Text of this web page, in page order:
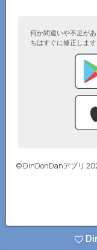
何か間違いや不足が
ちはすぐに修正します
© DinDonDanアプリ